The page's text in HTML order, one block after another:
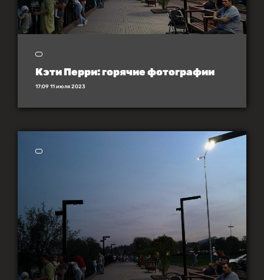
Кэти Перри: горячие фотографии
17:09 11 июля 2023